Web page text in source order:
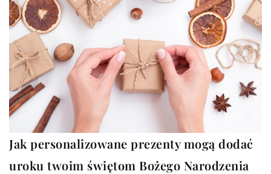
Jak personalizowane prezenty mogą dodać
uroku twoim świętom Bożego Narodzenia